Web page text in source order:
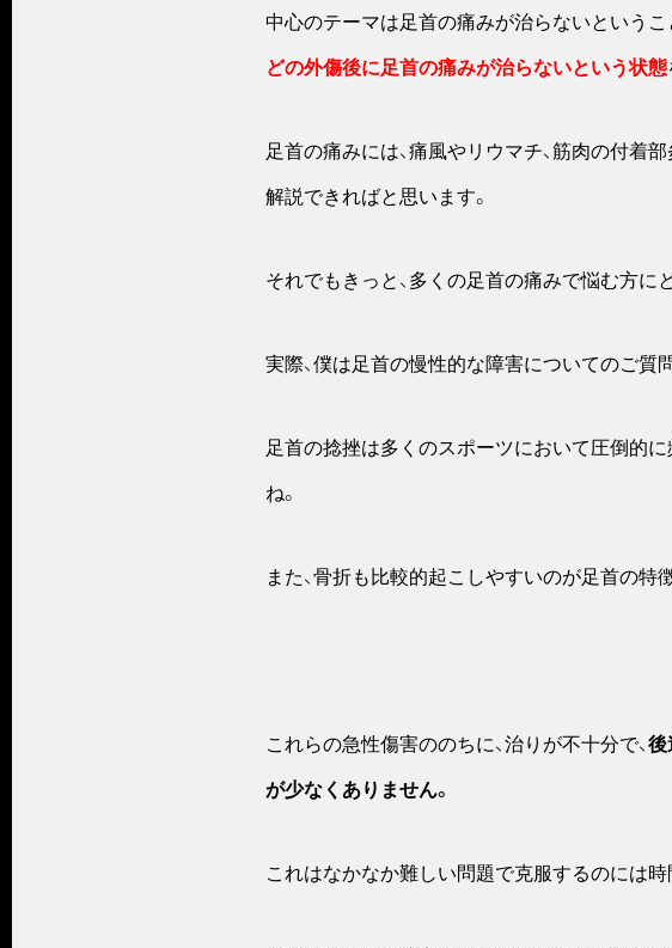
中心のテーマは足首の痛みが治らないというこ
どの外傷後に足首の痛みが治らないという状態
足首の痛みには、痛風やリウマチ、筋肉の付着
解説できればと思います。
それでもきっと、多くの足首の痛みで悩む方に
実際、僕は足首の慢性的な障害についてのご質
足首の捻挫は多くのスポーツにおいて圧倒的
ね。
また、骨折も比較的起こしやすいのが足首の特
これらの急性傷害ののちに、治りが不十分で、後
が少なくありません。
これはなかなか難しい問題で克服するのには時